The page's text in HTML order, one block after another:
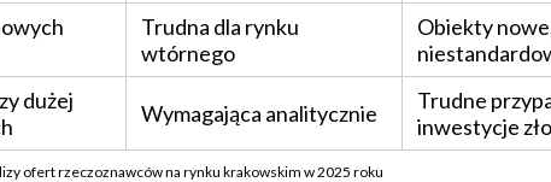
Trudna dla rynku
wtórnego
Obiekty
dużej
Wymagająca analitycznie
Trudne
inwestycje
ofert rzeczoznawców na rynku krakowskim w 2025 roku